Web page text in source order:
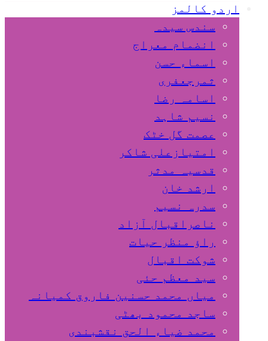
اردو کالمز
سندس سیدہ
انضمام معراج
اسماء حسن
ثمرجعفری
اسامہ رضا
نسیم شاہد
عصمت گل خٹک
امتیازعلی شاکر
قدسیہ مدثر
ارشد خان
سدرہ نسیم
ناصراقبال آزاد
راؤ منظر حیات
شوکت اقبال
سید معظم حئی
میاں محمد حسنین فاروق کمیانہ
ساجد محمود بھٹی
محمد ضیاء الحق نقشبندی